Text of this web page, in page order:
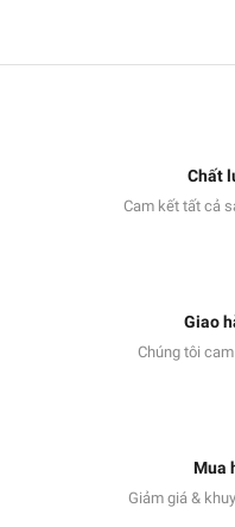
Chất
Cam kết tất cả
Giao
Chúng tôi
Mua
Giảm giá &